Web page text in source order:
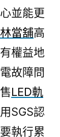
並能更
當舖高
權益地
故障問
LED軌
SGS認
執行累